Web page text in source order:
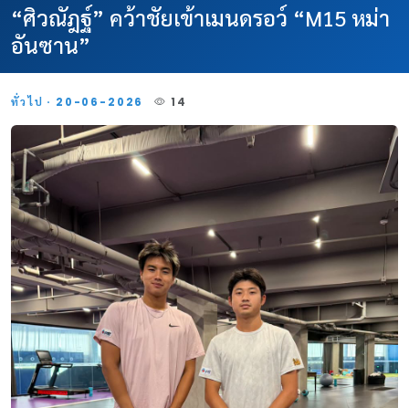
“ศิวณัฎฐ์” คว้าชัยเข้าเมนดรอว์ “M15 หม่า
อันซาน”
ทั่วไป · 20-06-2026 14